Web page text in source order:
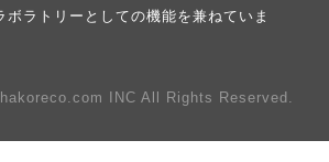
ボラトリーとしての機能を兼ねていま
INC All Rights Reserved.